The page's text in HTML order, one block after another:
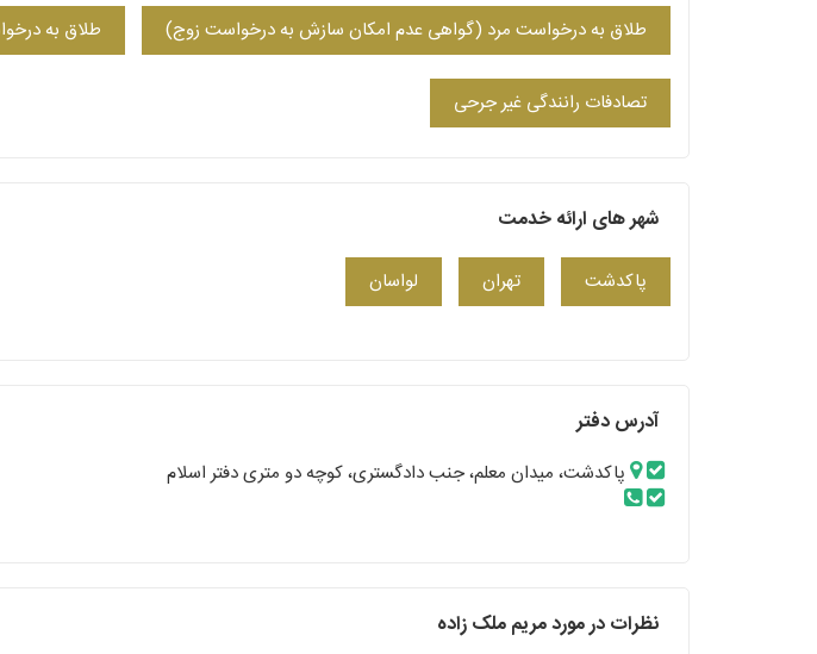
طلاق به درخواست مرد (گواهی عدم امکان سازش به درخواست زوج) طلاق به
تصادفات رانندگی غیر جرحی
شهر های ارائه خدمت
پاکدشت تهران لواسان
آدرس دفتر
پاکدشت، میدان معلم، جنب دادگستری، کوچه دو متری دفتر اسلام
نظرات در مورد مریم ملک زاده